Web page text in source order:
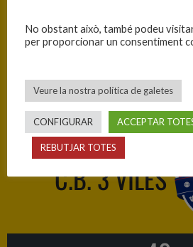
C.B. 3 Viles — C.B.
C.B. 3 VILES
No obstant això, també podeu
per proporcionar un consentiment
Veure la nostra política de galetes
CONFIGURAR ACCEPTAR
REBUTJAR TOTES